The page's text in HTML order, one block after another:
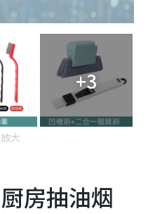
+3
大
房抽油烟